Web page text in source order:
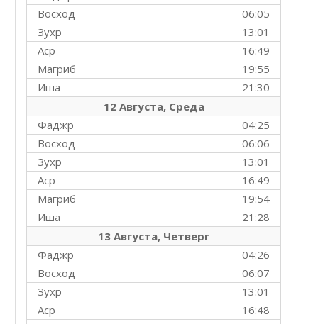
06:05
Восход
13:01
Зухр
16:49
Аср
19:55
Магриб
21:30
Иша
12 Августа, Среда
04:25
Фаджр
06:06
Восход
13:01
Зухр
16:49
Аср
19:54
Магриб
21:28
Иша
13 Августа, Четверг
04:26
Фаджр
06:07
Восход
13:01
Зухр
16:48
Аср